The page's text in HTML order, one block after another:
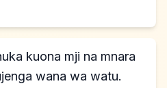
wana wa watu.